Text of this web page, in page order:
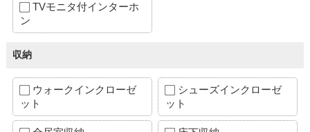
TVモニタ付インターホ
ン
収納
ウォークインクローゼ
ット
シューズインクローゼ
ット